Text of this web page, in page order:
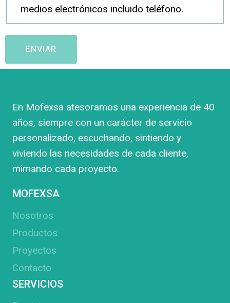
medios electrónicos incluido teléfono.
ENVIAR
En Mofexsa atesoramos una experiencia de 40
años, siempre con un carácter de servicio
personalizado, escuchando, sintiendo y
viviendo las necesidades de cada cliente,
mimando cada proyecto.
MOFEXSA
Nosotros
Productos
Proyectos
Contacto
SERVICIOS